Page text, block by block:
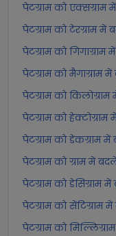
पेटग्राम को एक्सग्राम
पेटग्राम को टेरग्राम में
पेटग्राम को गिगाग्राम
पेटग्राम को मैगाग्राम
पेटग्राम को
पेटग्राम को
पेटग्राम को डेकग्राम
पेटग्राम को ग्राम में
पेटग्राम को डेसिग्राम
पेटग्राम को सेंटिग्राम
पेटग्राम को